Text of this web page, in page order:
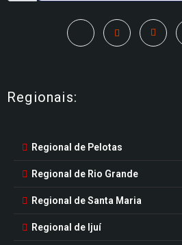
Regionais:
Regional de Pelotas
Regional de Rio Grande
Regional de Santa Maria
Regional de Ijuí